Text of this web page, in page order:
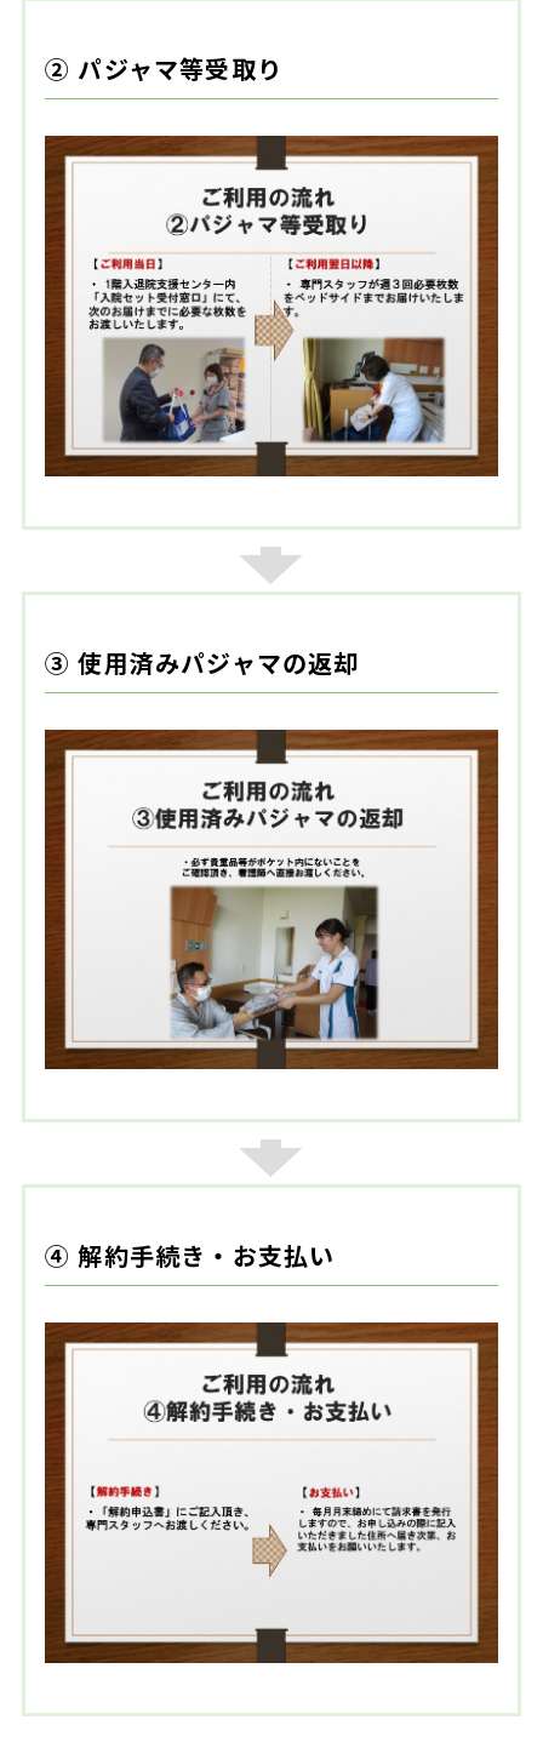
② パジャマ等受取り
③ 使用済みパジャマの返却
④ 解約手続き・お支払い